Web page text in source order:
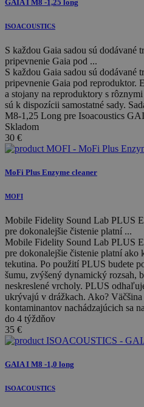
GAIA I M8 -1,25 long
ISOACOUSTICS
S každou Gaia sadou sú dodávané
pripevnenie Gaia pod ...
S každou Gaia sadou sú dodávané
pripevnenie Gaia pod reproduktor.
a stojany na reproduktory s
sú k dispozícii samostatné sady.
M8-1,25 Long pre Isoacoustics
Skladom
30 €
MoFi Plus Enzyme cleaner
MOFI
Mobile Fidelity Sound Lab PLUS
pre dokonalejšie čistenie platní ...
Mobile Fidelity Sound Lab PLUS
pre dokonalejšie čistenie platní ako
tekutina. Po použití PLUS budete
šumu, zvýšený dynamický rozsah,
neskreslené vrcholy. PLUS
ukrývajú v drážkach. Ako?
kontaminantov nachádzajúcich sa
do 4 týždňov
35 €
GAIA I M8 -1,0 long
ISOACOUSTICS